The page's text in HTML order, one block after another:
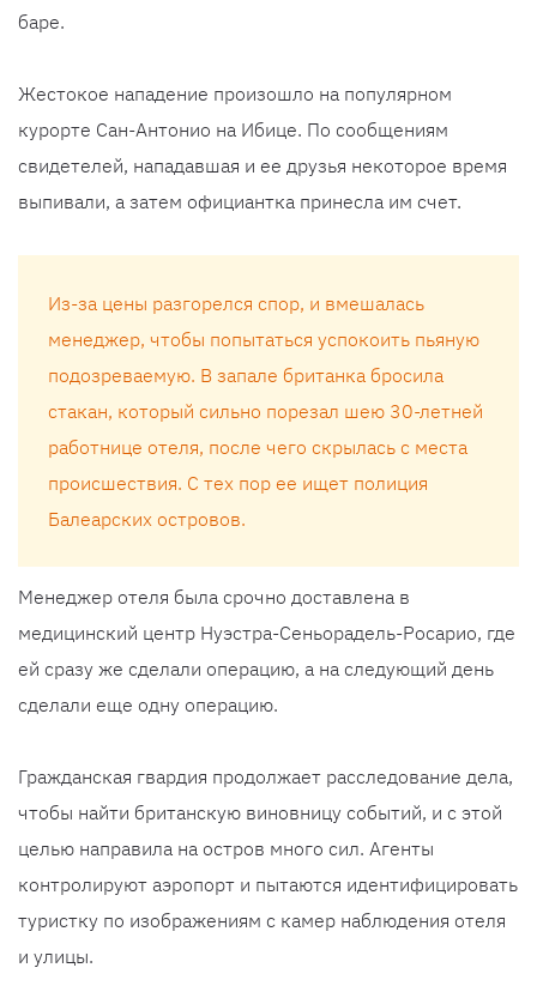
баре.
Жестокое нападение произошло на популярном
курорте Сан-Антонио на Ибице. По сообщениям
свидетелей, нападавшая и ее друзья некоторое время
выпивали, а затем официантка принесла им счет.
Из-за цены разгорелся спор, и вмешалась
менеджер, чтобы попытаться успокоить пьяную
подозреваемую. В запале британка бросила
стакан, который сильно порезал шею 30-летней
работнице отеля, после чего скрылась с места
происшествия. С тех пор ее ищет полиция
Балеарских островов.
Менеджер отеля была срочно доставлена в
медицинский центр Нуэстра-Сеньорадель-Росарио, где
ей сразу же сделали операцию, а на следующий день
сделали еще одну операцию.
Гражданская гвардия продолжает расследование дела,
чтобы найти британскую виновницу событий, и с этой
целью направила на остров много сил. Агенты
контролируют аэропорт и пытаются идентифицировать
туристку по изображениям с камер наблюдения отеля
и улицы.